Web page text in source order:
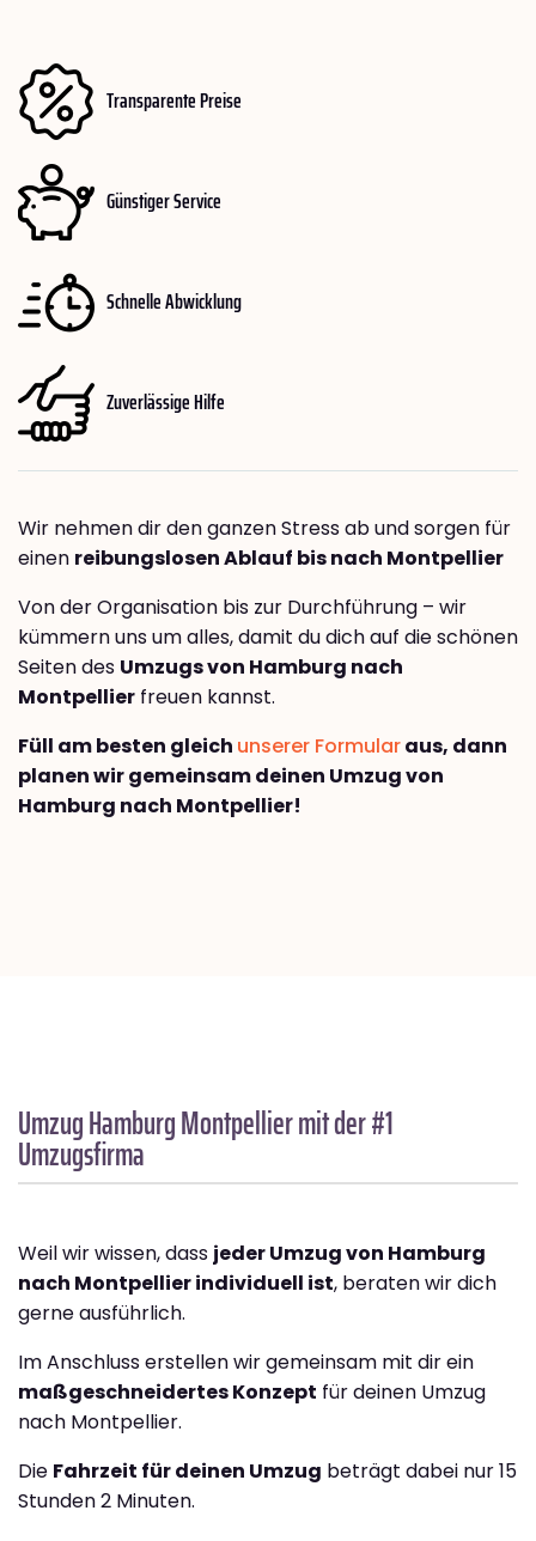
Transparente Preise
Günstiger Service
Schnelle Abwicklung
Zuverlässige Hilfe
Wir nehmen dir den ganzen Stress ab und sorgen für
einen reibungslosen Ablauf bis nach Montpellier
Von der Organisation bis zur Durchführung – wir
kümmern uns um alles, damit du dich auf die schönen
Seiten des Umzugs von Hamburg nach
Montpellier freuen kannst.
Füll am besten gleich unserer Formularaus, dann
planen wir gemeinsam deinen Umzug von
Hamburg nach Montpellier!
Umzug HamburgMontpelliermit der #1
Umzugsfirma
Weil wir wissen, dass jeder Umzug von Hamburg
nach Montpellier individuell ist, beraten wir dich
gerne ausführlich.
Im Anschluss erstellen wir gemeinsam mit dir ein
maßgeschneidertes Konzept für deinen Umzug
nach Montpellier.
Die Fahrzeit für deinen Umzug beträgt dabei nur 15
Stunden 2 Minuten.